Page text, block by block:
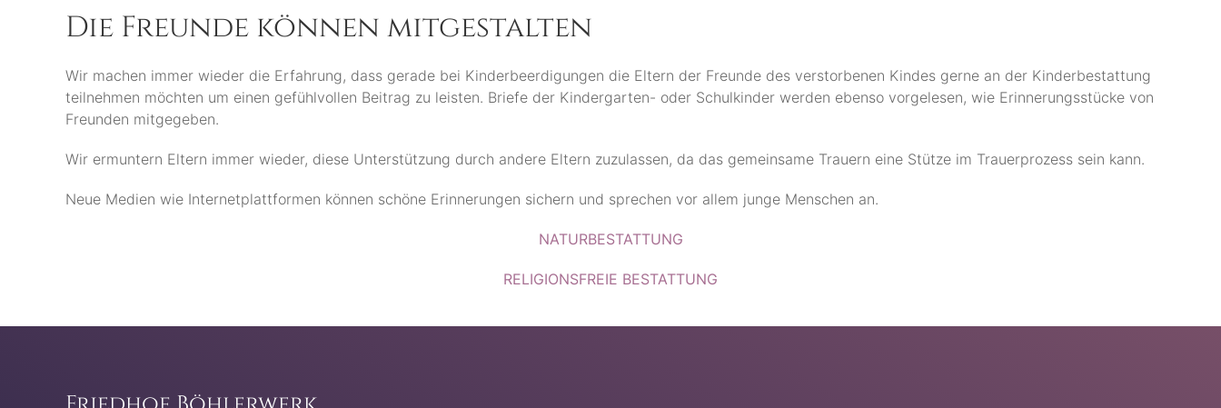
Die Freunde können mitgestalten
Wir machen immer wieder die Erfahrung, dass gerade bei Kinderbeerdigungen die Eltern der Freunde des verstorbenen Kindes gerne an der Kinderbestattung
teilnehmen möchten um einen gefühlvollen Beitrag zu leisten. Briefe der Kindergarten- oder Schulkinder werden ebenso vorgelesen, wie Erinnerungsstücke von
Freunden mitgegeben.
Wir ermuntern Eltern immer wieder, diese Unterstützung durch andere Eltern zuzulassen, da das gemeinsame Trauern eine Stütze im Trauerprozess sein kann.
Neue Medien wie Internetplattformen können schöne Erinnerungen sichern und sprechen vor allem junge Menschen an.
NATURBESTATTUNG
RELIGIONSFREIE BESTATTUNG